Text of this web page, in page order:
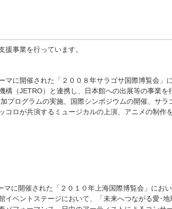
事業を行っています。
マに開催された「２００８年サラゴサ国際博覧会」
構（JETRO）と連携し、日本館への出展等の事業を
プログラムの実施、国際シンポジウムの開催、サラ
ロが共演するミュージカルの上演、アニメの制作
に開催された「２０１０年上海国際博覧会」におい
イベントステージにおいて、「未来へつながる愛･地